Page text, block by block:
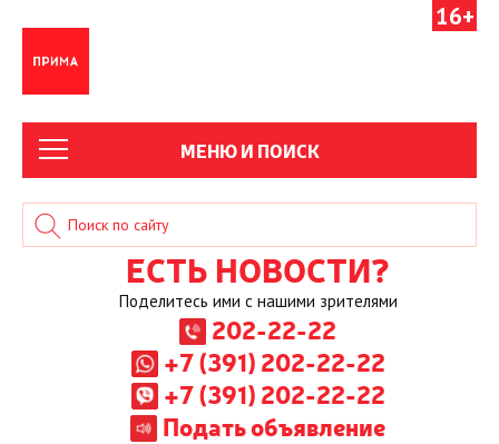
16+
МЕНЮ И ПОИСК
ЕСТЬ НОВОСТИ?
Поделитесь ими с нашими зрителями
202-22-22
+7 (391) 202-22-22
+7 (391) 202-22-22
Подать объявление